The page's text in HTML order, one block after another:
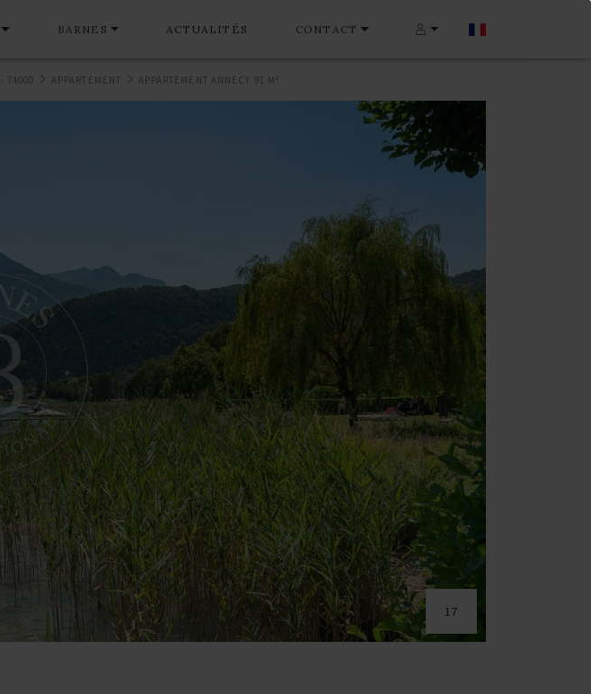
BARNES ACTUALITÉS CONTACT
74000 APPARTEMENT APPARTEMENT ANNECY 91 M²
17